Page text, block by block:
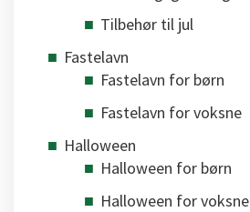
Tilbehør til jul
Fastelavn
Fastelavn for børn
Fastelavn for voksne
Halloween
Halloween for børn
Halloween for voksne